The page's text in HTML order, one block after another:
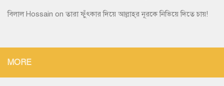
বিলাল Hossain onতারা ফুঁৎকার দিয়ে আল্লাহ্‌র নূরকে নিভিয়ে দিতে চায়!
MORE